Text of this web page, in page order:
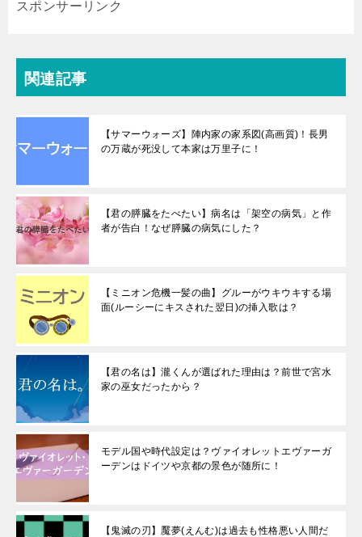
スポンサーリンク
関連記事
【サマーウォーズ】陣内家の家系図(高画質)！長男
の万蔵が死没して本家は万里子に！
【君の膵臓をたべたい】病名は「架空の病気」と作
者が告白！なぜ膵臓の病気にした？
【ミニオン危機一髪の曲】グルーがウキウキする場
面(ルーシーにキスされた翌日)の挿入歌は？
【君の名は】瀧くんが選ばれた理由は？前世で宮水
家の巫女だったから？
モデル国や時代設定は？ヴァイオレットエヴァーガ
ーデンはドイツや京都の景色が随所に！
【鬼滅の刃】魘夢(えんむ)は過去も性格悪い人間だ